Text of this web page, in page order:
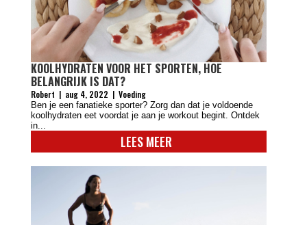
KOOLHYDRATEN VOOR HET SPORTEN, HOE
BELANGRIJK IS DAT?
Robert | aug 4, 2022 | Voeding
Ben je een fanatieke sporter? Zorg dan dat je voldoende
koolhydraten eet voordat je aan je workout begint. Ontdek
in...
LEES MEER